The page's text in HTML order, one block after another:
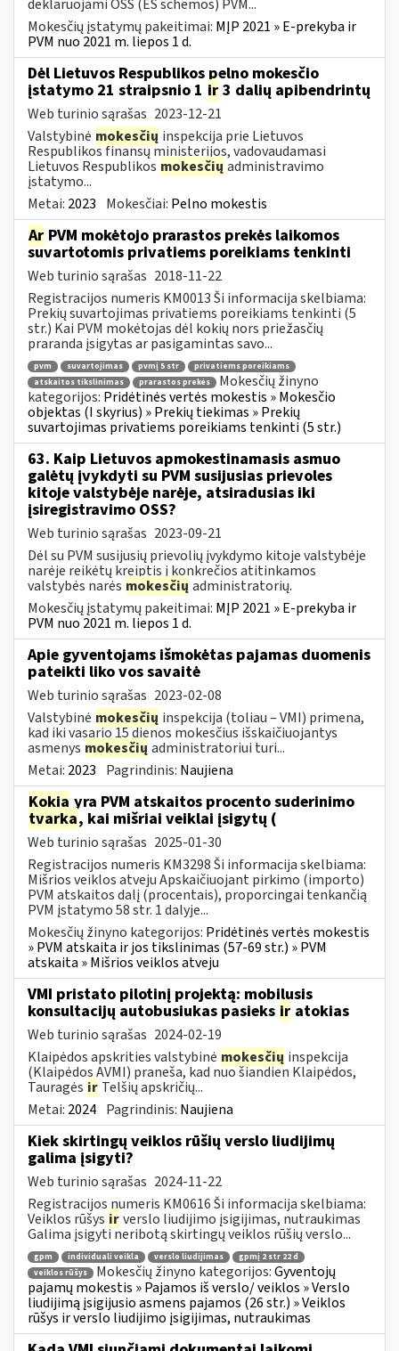
deklaruojami OSS (ES schemos) PVM...
Mokesčių įstatymų pakeitimai: MĮP 2021 » E-prekyba ir
PVM nuo 2021 m. liepos 1 d.
Dėl Lietuvos Respublikos pelno mokesčio
įstatymo 21 straipsnio 1 ir 3 dalių apibendrintų
Web turinio sąrašas 2023-12-21
Valstybinė mokesčių inspekcija prie Lietuvos
Respublikos finansų ministerijos, vadovaudamasi
Lietuvos Respublikos mokesčių administravimo
įstatymo...
Metai: 2023 Mokesčiai: Pelno mokestis
Ar PVM mokėtojo prarastos prekės laikomos
suvartotomis privatiems poreikiams tenkinti
Web turinio sąrašas 2018-11-22
Registracijos numeris KM0013 Ši informacija skelbiama:
Prekių suvartojimas privatiems poreikiams tenkinti (5
str.) Kai PVM mokėtojas dėl kokių nors priežasčių
praranda įsigytas ar pasigamintas savo...
pvm suvartojimas pvmį 5 str
privatiems poreikiams
atskaitos tikslinimas
prarastos prekės
Mokesčių žinyno
kategorijos: Pridėtinės vertės mokestis » Mokesčio
objektas (I skyrius) » Prekių tiekimas » Prekių
suvartojimas privatiems poreikiams tenkinti (5 str.)
63. Kaip Lietuvos apmokestinamasis asmuo
galėtų įvykdyti su PVM susijusias prievoles
kitoje valstybėje narėje, atsiradusias iki
įsiregistravimo OSS?
Web turinio sąrašas 2023-09-21
Dėl su PVM susijusių prievolių įvykdymo kitoje valstybėje
narėje reikėtų kreiptis į konkrečios atitinkamos
valstybės narės mokesčių administratorių.
Mokesčių įstatymų pakeitimai: MĮP 2021 » E-prekyba ir
PVM nuo 2021 m. liepos 1 d.
Apie gyventojams išmokėtas pajamas duomenis
pateikti liko vos savaitė
Web turinio sąrašas 2023-02-08
Valstybinė mokesčių inspekcija (toliau – VMI) primena,
kad iki vasario 15 dienos mokesčius išskaičiuojantys
asmenys mokesčių administratoriui turi...
Metai: 2023 Pagrindinis: Naujiena
Kokia yra PVM atskaitos procento suderinimo
tvarka, kai mišriai veiklai įsigytų (
Web turinio sąrašas 2025-01-30
Registracijos numeris KM3298 Ši informacija skelbiama:
Mišrios veiklos atveju Apskaičiuojant pirkimo (importo)
PVM atskaitos dalį (procentais), proporcingai tenkančią
PVM įstatymo 58 str. 1 dalyje...
Mokesčių žinyno kategorijos: Pridėtinės vertės mokestis
» PVM atskaita ir jos tikslinimas (57-69 str.) » PVM
atskaita » Mišrios veiklos atveju
VMI pristato pilotinį projektą: mobilusis
konsultacijų autobusiukas pasieks ir atokias
Web turinio sąrašas 2024-02-19
Klaipėdos apskrities valstybinė mokesčių inspekcija
(Klaipėdos AVMI) praneša, kad nuo šiandien Klaipėdos,
Tauragės ir Telšių apskričių...
Metai: 2024 Pagrindinis: Naujiena
Kiek skirtingų veiklos rūšių verslo liudijimų
galima įsigyti?
Web turinio sąrašas 2024-11-22
Registracijos numeris KM0616 Ši informacija skelbiama:
Veiklos rūšys irverslo liudijimo įsigijimas, nutraukimas
Galima įsigyti neribotą skirtingų veiklos rūšių verslo...
gpm individuali veikla verslo liudijimas
gpmį 2 str 22 d
veiklos rūšys
Mokesčių žinyno kategorijos:Gyventojų
pajamų mokestis » Pajamos iš verslo/ veiklos » Verslo
liudijimą įsigijusio asmens pajamos (26 str.) » Veiklos
rūšys ir verslo liudijimo įsigijimas, nutraukimas